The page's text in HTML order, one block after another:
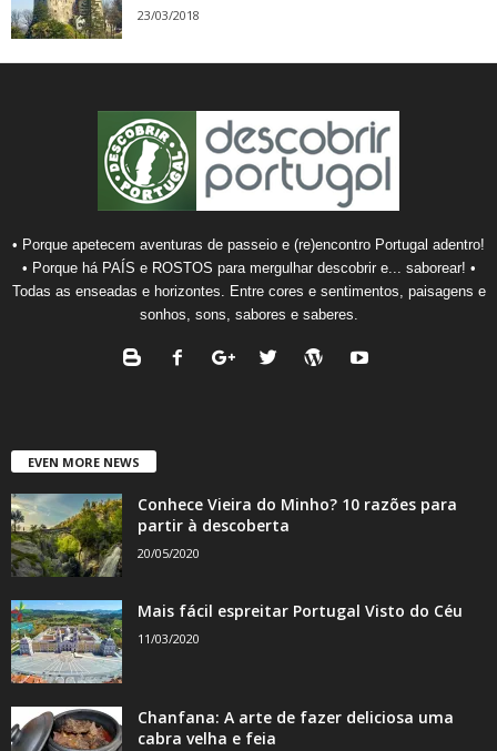
23/03/2018
• Porque apetecem aventuras de passeio e (re)encontro Portugal adentro!
• Porque há PAÍS e ROSTOS para mergulhar descobrir e... saborear! •
Todas as enseadas e horizontes. Entre cores e sentimentos, paisagens e
sonhos, sons, sabores e saberes.
EVEN MORE NEWS
Conhece Vieira do Minho? 10 razões para
partir à descoberta
20/05/2020
Mais fácil espreitar Portugal Visto do Céu
11/03/2020
Chanfana: A arte de fazer deliciosa uma
cabra velha e feia